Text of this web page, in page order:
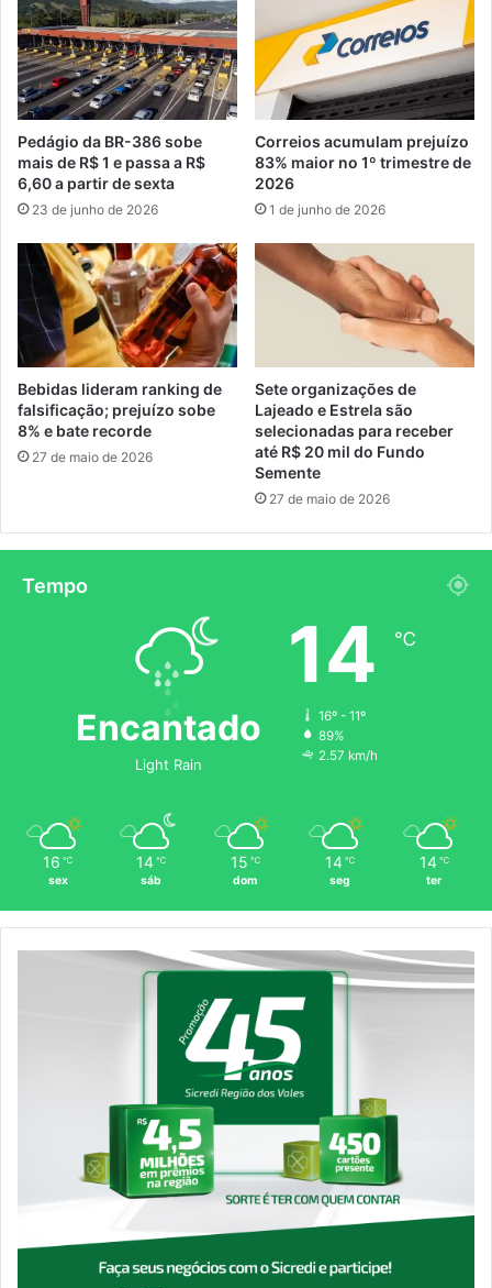
Pedágio da BR-386 sobe
mais de R$ 1 e passa a R$
6,60 a partir de sexta
23 de junho de 2026
Correios acumulam prejuízo
83% maior no 1º trimestre de
2026
1 de junho de 2026
Bebidas lideram ranking de
falsificação; prejuízo sobe
8% e bate recorde
27 de maio de 2026
Sete organizações de
Lajeado e Estrela são
selecionadas para receber
até R$ 20 mil do Fundo
Semente
27 de maio de 2026
Tempo
Encantado
Light Rain
14 ℃
16º - 11º
89%
2.57 km/h
16 ℃
sex
14 ℃
sáb
15 ℃
dom
14 ℃
seg
14 ℃
ter